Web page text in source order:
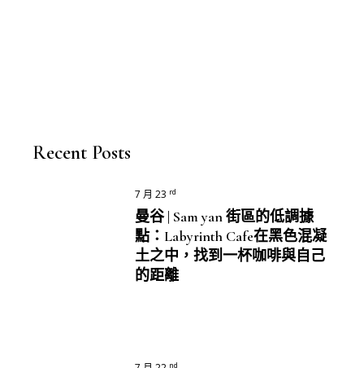
Recent Posts
7 月 23 rd
曼谷 | Sam yan 街區的低調據
點：Labyrinth Cafe在黑色混凝
土之中，找到一杯咖啡與自己
的距離
nd